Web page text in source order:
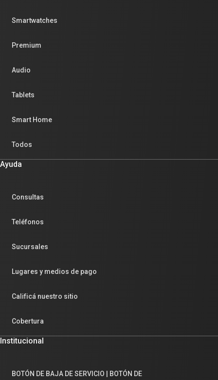
Smartwatches
Premium
Audio
Tablets
Smart Home
Todos
Ayuda
Consultas
Teléfonos
Sucursales
Lugares y medios de pago
Calificá nuestro sitio
Cobertura
Institucional
BOTÓN DE BAJA DE SERVICIO | BOTÓN DE